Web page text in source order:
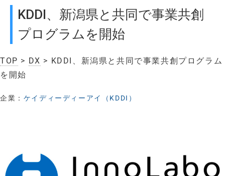
KDDI、新潟県と共同で事業共創
プログラムを開始
TOP > DX > KDDI、新潟県と共同で事業共創プログラム
を開始
企業： ケイディーディーアイ（KDDI）